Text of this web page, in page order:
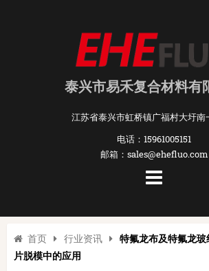
泰兴市易禾复合材料有
江苏省泰兴市虹桥镇广福村大圩南
电话：15961005151
邮箱：sales@ehefluo.com
首页 行业资讯
特氟龙布及特氟龙
片脱模中的应用